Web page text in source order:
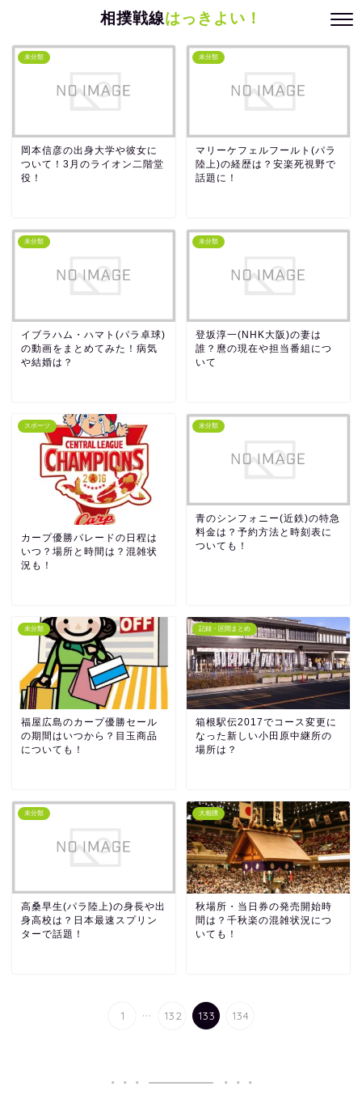
相撲戦線はっきよい！
未分類
岡本信彦の出身大学や彼女に
ついて！3月のライオン二階堂
役！
未分類
マリーケフェルフールト(パラ
陸上)の経歴は？安楽死視野で
話題に！
未分類
イブラハム・ハマト(パラ卓球)
の動画をまとめてみた！病気
や結婚は？
未分類
登坂淳一(NHK大阪)の妻は
誰？麿の現在や担当番組につ
いて
スポーツ
カープ優勝パレードの日程は
いつ？場所と時間は？混雑状
況も！
未分類
青のシンフォニー(近鉄)の特急
料金は？予約方法と時刻表に
ついても！
未分類
福屋広島のカープ優勝セール
の期間はいつから？目玉商品
についても！
記録・区間まとめ
箱根駅伝2017でコース変更に
なった新しい小田原中継所の
場所は？
未分類
高桑早生(パラ陸上)の身長や出
身高校は？日本最速スプリン
ターで話題！
大相撲
秋場所・当日券の発売開始時
間は？千秋楽の混雑状況につ
いても！
1 ... 132 133 134